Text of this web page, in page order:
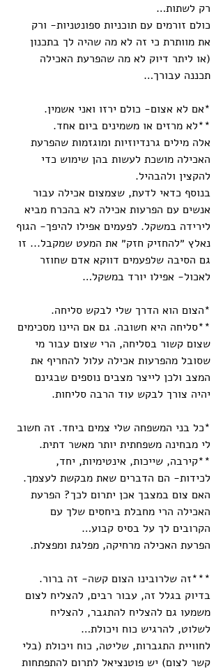
רק לשתות…
כולם זורמים עם תוכניות ספונטניות- ורק
את מוותרת כי זה לא מה שהיה לך בתכנון
(או ליתר דיוק לא מה שהפרעת האכילה
תכננה עבורך…
*אם לא אצום- כולם ירזו ואני אשמין.
**לא מרזים או משמינים ביום אחד.
אלה מילים גרנדיוזיות ומוגזמות שהפרעת
האכילה מושכת לעשות בהן שימוש כדי
להקצין ולהבהיל.
בנוסף כדאי לדעת, שצמצום אכילה עבור
אנשים עם הפרעות אכילה לא בהכרח מביא
לירידה במשקל. לפעמים אפילו להיפך- הגוף
נאלץ ״להחזיק חזק״ את המעט שמקבל... זו
גם הסיבה שלפעמים דווקא אדם שחוזר
לאכול- אפילו יורד במשקל…
*הצום הוא הדרך שלי לבקש סליחה.
**סליחה היא חשובה. גם אם היינו מסכימים
שצום קשור בסליחה, הרי שצום עבור מי
שסובל מהפרעות אכילה עלול להחריף את
המצב ולכן לייצר מצבים נוספים שבגינם
יהיה צורך לבקש עוד הרבה סליחות.
*כל בני המשפחה שלי צמים ביחד. זה חשוב
לי מבחינה משפחתית יותר מאשר דתית.
**קירבה, שייכות, אינטימיות, יחד,
לכידות- הם הדברים שאת מבקשת לעצמך.
האם צום במצבך אכן יתרום לכך? הפרעת
האכילה הרי מחבלת ביחסים שלך עם
הקרובים לך על בסיס קבוע…
הפרעת האכילה מרחיקה, מפלגת ומפצלת.
***זה שלרובינו הצום קשה- זה ברור.
בדיוק בגלל זה, עבור רבים, להצליח לצום
משמעו גם להצליח להתגבר, להצליח
לשלוט, להרגיש כוח ויכולת…
לחוויית התגברות, שליטה, כוח ויכולת (בלי
קשר לצום) יש פוטנציאל לתרום להתפתחות